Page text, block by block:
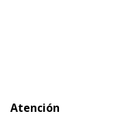
Atención